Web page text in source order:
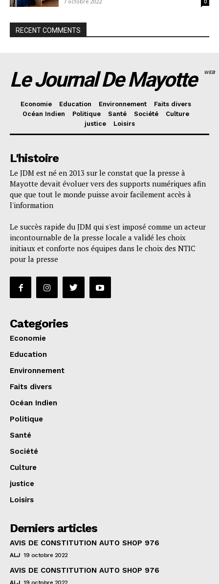
0
RECENT COMMENTS
Le Journal De Mayotte WEB
Economie Education Environnement
Faits divers
Océan Indien
Politique Santé Société
Culture
justice
Loisirs
L'histoire
Le JDM est né en 2013 sur le constat que la presse à
Mayotte devait évoluer vers des supports numériques afin
que que tout le monde puisse avoir facilement accès à
l'information
Le succès rapide du JDM qui s'est imposé comme un acteur
incontournable de la presse locale a validé les choix
initiaux et conforte nos équipes dans le choix des NTIC
pour la presse
Categories
Economie
Education
Environnement
Faits divers
Océan Indien
Politique
Santé
Société
Culture
justice
Loisirs
Derniers articles
AVIS DE CONSTITUTION AUTO SHOP 976
ALJ 19 octobre 2022
AVIS DE CONSTITUTION AUTO SHOP 976